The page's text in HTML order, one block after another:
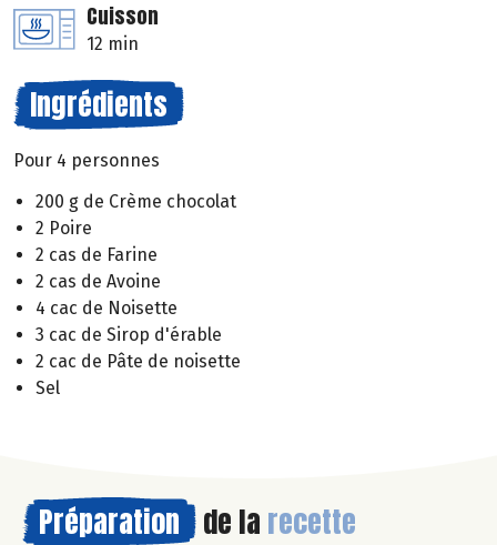
Cuisson
12 min
Ingrédients
Pour 4 personnes
200 g de Crème chocolat
2 Poire
2 cas de Farine
2 cas de Avoine
4 cac de Noisette
3 cac de Sirop d'érable
2 cac de Pâte de noisette
Sel
Préparation de la recette